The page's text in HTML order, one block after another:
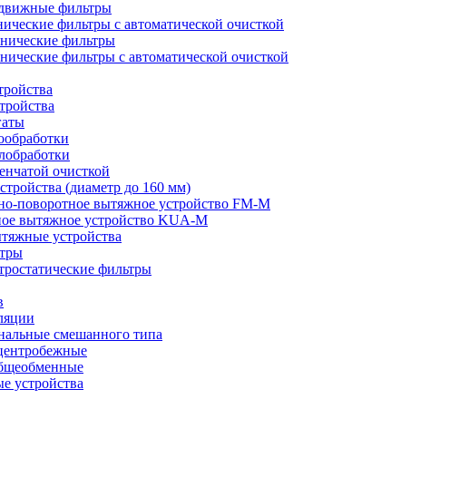
фильтры
фильтры с автоматической очисткой
фильтры
фильтры с автоматической очисткой
очисткой
(диаметр до 160 мм)
поворотное вытяжное устройство FM-M
вытяжное устройство KUA-M
устройства
фильтры
смешанного типа
устройства